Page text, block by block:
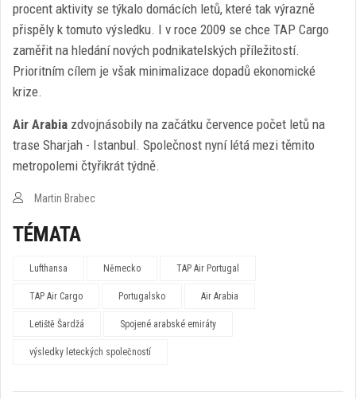
procent aktivity se týkalo domácích letů, které tak výrazně
přispěly k tomuto výsledku. I v roce 2009 se chce TAP Cargo
zaměřit na hledání nových podnikatelských příležitostí.
Prioritním cílem je však minimalizace dopadů ekonomické
krize.
Air Arabia zdvojnásobily na začátku července počet letů na
trase Sharjah - Istanbul. Společnost nyní létá mezi těmito
metropolemi čtyřikrát týdně.
Martin Brabec
TÉMATA
Lufthansa Německo TAP Air Portugal
TAP Air Cargo Portugalsko Air Arabia
Letiště Šardžá Spojené arabské emiráty
výsledky leteckých společností